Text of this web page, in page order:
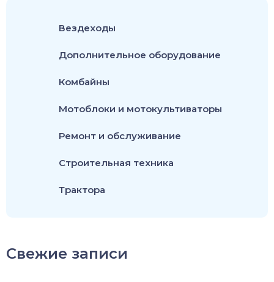
Вездеходы
Дополнительное оборудование
Комбайны
Мотоблоки и мотокультиваторы
Ремонт и обслуживание
Строительная техника
Трактора
Свежие записи